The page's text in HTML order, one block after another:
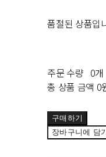
품절된 상품입
주문 수량 0개
총 상품 금액 0
구매하기
장바구니에 담